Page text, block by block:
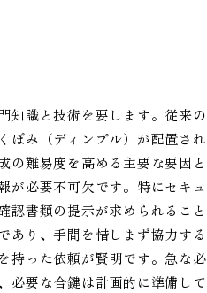
知識と技術を要します。従来の
ぼみ（ディンプル）が配置され
の難易度を高める主要な要因と
が必要不可欠です。特にセキュ
認書類の提示が求められること
あり、手間を惜しまず協力する
持った依頼が賢明です。急な必
必要な合鍵は計画的に準備して